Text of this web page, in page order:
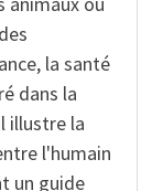
la santé
dans la
illustre la
l'humain
un guide